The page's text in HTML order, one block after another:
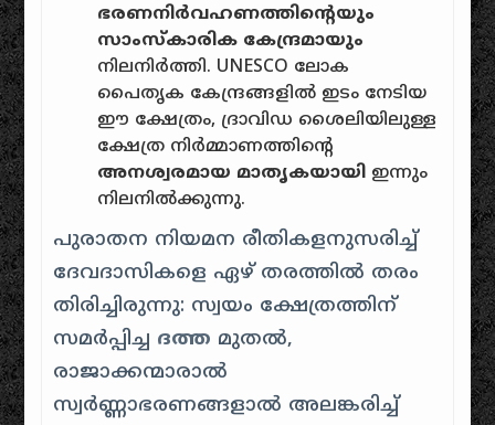
ഭരണനിർവഹണത്തിന്റെയും
സാംസ്കാരിക കേന്ദ്രമായും
നിലനിർത്തി. UNESCO ലോക
പൈതൃക കേന്ദ്രങ്ങളിൽ ഇടം നേടിയ
ഈ ക്ഷേത്രം, ദ്രാവിഡ ശൈലിയിലുള്ള
ക്ഷേത്ര നിർമ്മാണത്തിൻ്റെ
അനശ്വരമായ മാതൃകയായി ഇന്നും
നിലനിൽക്കുന്നു.
പുരാതന നിയമന രീതികളനുസരിച്ച്
ദേവദാസികളെ ഏഴ് തരത്തിൽ തരം
തിരിച്ചിരുന്നു: സ്വയം ക്ഷേത്രത്തിന്
സമർപ്പിച്ച ദത്ത മുതൽ,
രാജാക്കന്മാരാൽ
സ്വർണ്ണാഭരണങ്ങളാൽ അലങ്കരിച്ച്